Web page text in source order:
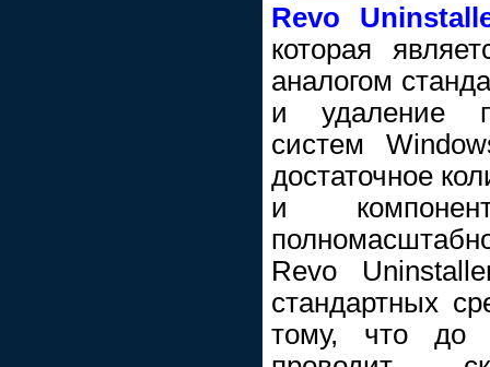
Revo
которая
аналогом
и удаление
систем
достаточное
и
Revo
стандартных
тому, что до